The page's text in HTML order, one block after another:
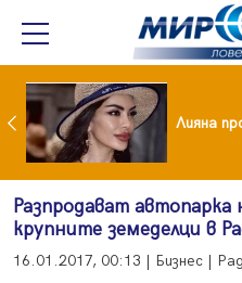
Популярен риалити герой заряза жена си заради друга
Разпродават
крупните земеделци в
16.01.2017, 00:13 | Бизнес |